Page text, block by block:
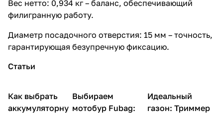
Вес нетто: 0,934 кг – баланс, обеспечивающий
филигранную работу.
Диаметр посадочного отверстия: 15 мм – точность,
гарантирующая безупречную фиксацию.
Статьи
Садовая
техника
Как выбрать
аккумуляторну
Садовая техника
Выбираем
мотобур Fubag:
Садовая техника
Идеальный
газон: Триммер